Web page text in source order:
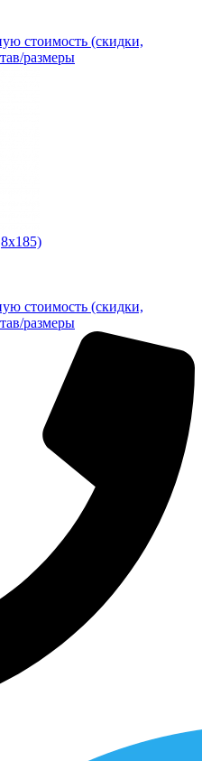
стоимость (скидки,
размеры
стоимость (скидки,
размеры